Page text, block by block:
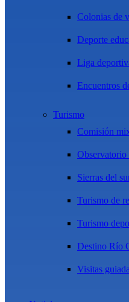
Colonias de
Deporte
Liga
Encuentros
Turismo
Comisión
Sierras del
Turismo de
Turismo
Destino Río
Visitas